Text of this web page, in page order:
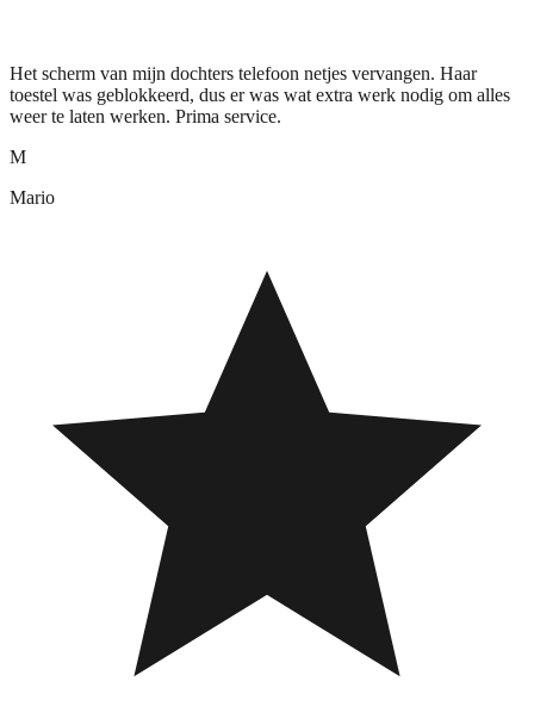
Het scherm van mijn dochters telefoon netjes vervangen. Haar
toestel was geblokkeerd, dus er was wat extra werk nodig om alles
weer te laten werken. Prima service.
M
Mario